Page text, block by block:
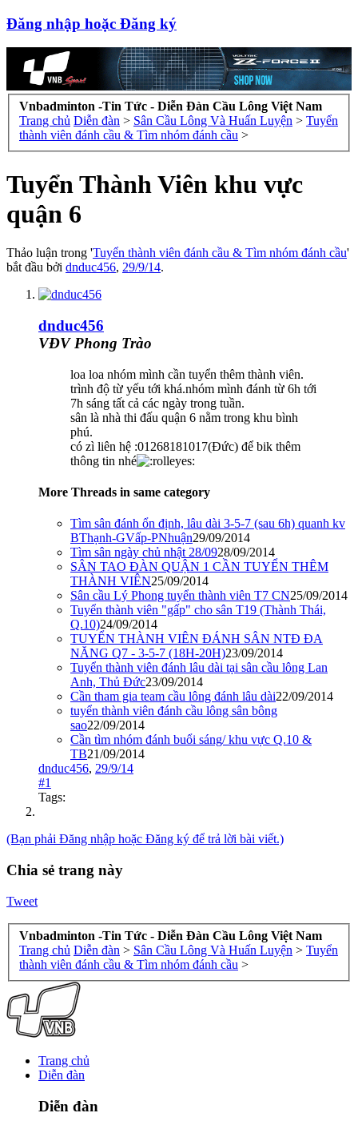
Đăng nhập hoặc Đăng ký
Vnbadminton -Tin Tức - Diễn Đàn Cầu Lông Việt Nam
Trang chủ Diễn đàn > Sân Cầu Lông Và Huấn Luyện > Tuyển
thành viên đánh cầu & Tìm nhóm đánh cầu >
Tuyển Thành Viên khu vực
quận 6
Thảo luận trong 'Tuyển thành viên đánh cầu & Tìm nhóm đánh cầu'
bắt đầu bởi dnduc456, 29/9/14.
dnduc456
VĐV Phong Trào
loa loa nhóm mình cần tuyển thêm thành viên.
trình độ từ yếu tới khá.nhóm mình đánh từ 6h tới
7h sáng tất cả các ngày trong tuần.
sân là nhà thi đấu quận 6 nằm trong khu bình
phú.
có zì liên hệ :01268181017(Đức) để bik thêm
thông tin nhé
More Threads in same category
Tìm sân đánh ổn định, lâu dài 3-5-7 (sau 6h) quanh kv
BThạnh-GVấp-PNhuận29/09/2014
Tìm sân ngày chủ nhật 28/0928/09/2014
SÂN TAO ĐÀN QUẬN 1 CẦN TUYỂN THÊM
THÀNH VIÊN25/09/2014
Sân cầu Lý Phong tuyển thành viên T7 CN25/09/2014
Tuyển thành viên "gấp" cho sân T19 (Thành Thái,
Q.10)24/09/2014
TUYỂN THÀNH VIÊN ĐÁNH SÂN NTĐ ĐA
NĂNG Q7 - 3-5-7 (18H-20H)23/09/2014
Tuyển thành viên đánh lâu dài tại sân cầu lông Lan
Anh, Thủ Đức23/09/2014
Cần tham gia team cầu lông đánh lâu dài22/09/2014
tuyển thành viên đánh cầu lông sân bông
sao22/09/2014
Cần tìm nhóm đánh buổi sáng/ khu vực Q.10 &
TB21/09/2014
dnduc456, 29/9/14
#1
Tags:
(Bạn phải Đăng nhập hoặc Đăng ký để trả lời bài viết.)
Chia sẻ trang này
Tweet
Vnbadminton -Tin Tức - Diễn Đàn Cầu Lông Việt Nam
Trang chủ Diễn đàn > Sân Cầu Lông Và Huấn Luyện > Tuyển
thành viên đánh cầu & Tìm nhóm đánh cầu >
Trang chủ
Diễn đàn
Diễn đàn